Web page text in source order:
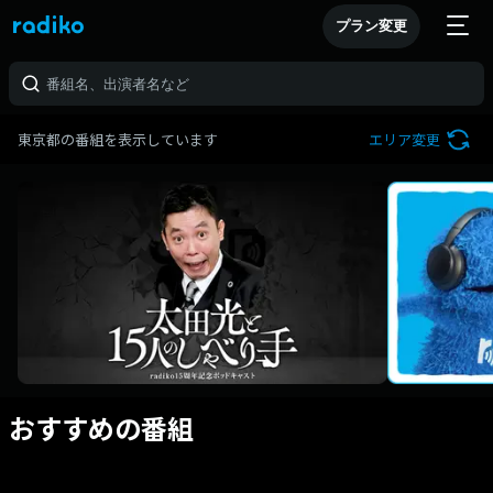
プラン変更
東京都の番組を表示しています エリア変更
おすすめの番組